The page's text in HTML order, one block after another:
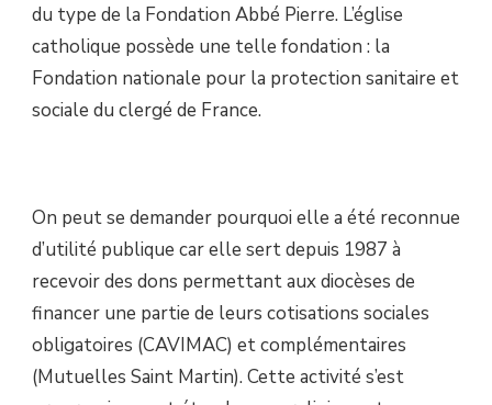
du type de la Fondation Abbé Pierre. L’église
catholique possède une telle fondation : la
Fondation nationale pour la protection sanitaire et
sociale du clergé de France.
On peut se demander pourquoi elle a été reconnue
d’utilité publique car elle sert depuis 1987 à
recevoir des dons permettant aux diocèses de
financer une partie de leurs cotisations sociales
obligatoires (CAVIMAC) et complémentaires
(Mutuelles Saint Martin). Cette activité s’est